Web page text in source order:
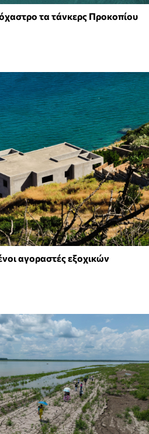
τα τάνκερς Προκοπίου
αγοραστές εξοχικών